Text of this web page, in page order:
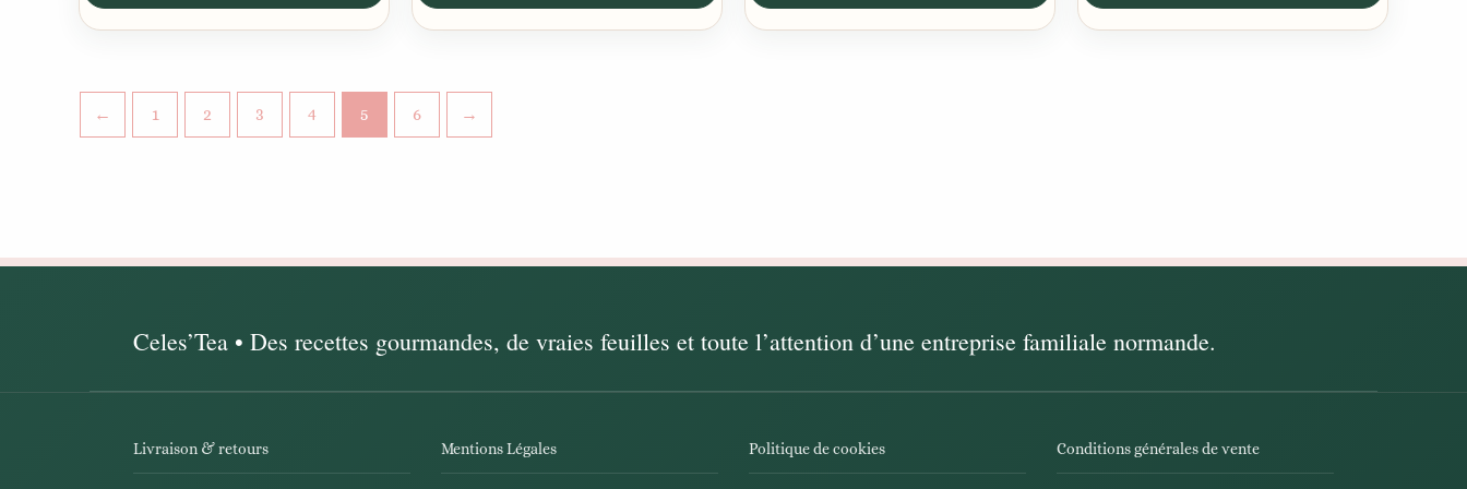
← 1 2 3 4 5 6 →
Livraison & retours Mentions Légales Politique de cookies Conditions générales de vente